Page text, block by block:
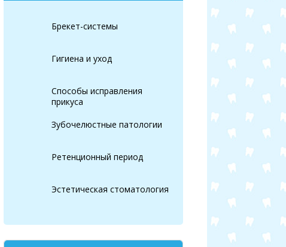
Брекет-системы
Гигиена и уход
Способы исправления
прикуса
Зубочелюстные патологии
Ретенционный период
Эстетическая стоматология